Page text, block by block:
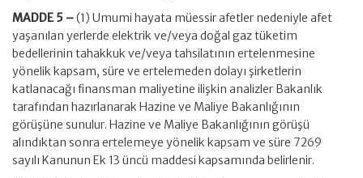
MADDE 5 –(1) Umumi hayata müessir afetler nedeniyle afet
yaşanılan yerlerde elektrik ve/veya doğal gaz tüketim
bedellerinin tahakkuk ve/veya tahsilatının ertelenmesine
yönelik kapsam, süre ve ertelemeden dolayı şirketlerin
katlanacağı finansman maliyetine ilişkin analizler Bakanlık
tarafından hazırlanarak Hazine ve Maliye Bakanlığının
görüşüne sunulur. Hazine ve Maliye Bakanlığının görüşü
alındıktan sonra ertelemeye yönelik kapsam ve süre 7269
sayılı Kanunun Ek 13 üncü maddesi kapsamında belirlenir.